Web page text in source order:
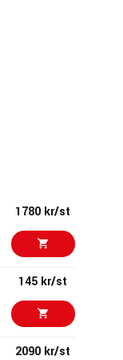
1780 kr/st
145 kr/st
2090 kr/st